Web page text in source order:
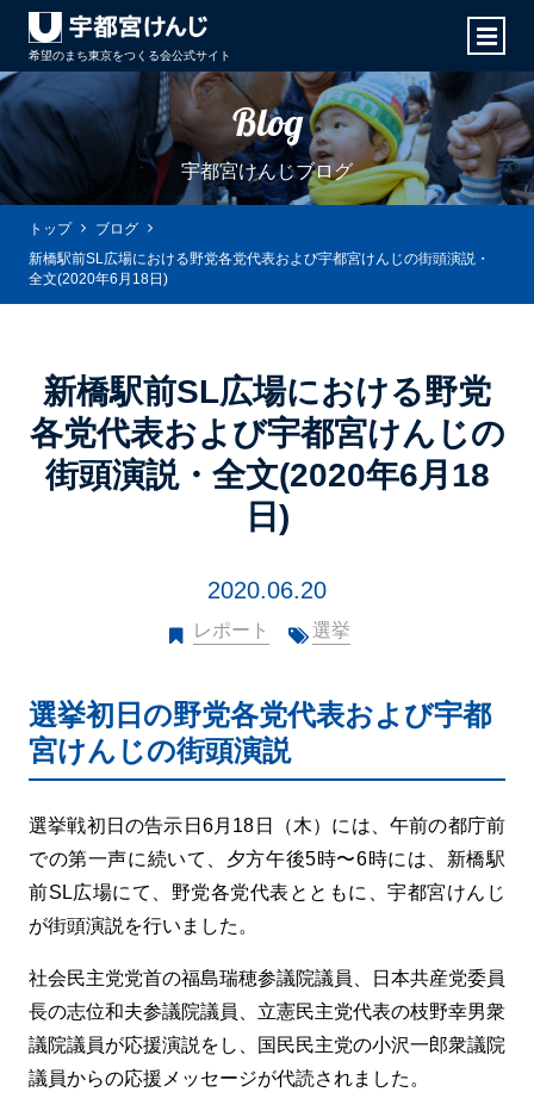
希望のまち東京をつくる会公式サイト
Blog
宇都宮けんじブログ
トップ
ブログ
新橋駅前SL広場における野党各党代表および宇都宮けんじの街頭演説・
全文(2020年6月18日)
新橋駅前SL広場における野党
各党代表および宇都宮けんじの
街頭演説・全文(2020年6月18
日)
2020.06.20
レポート 選挙
選挙初日の野党各党代表および宇都
宮けんじの街頭演説
選挙戦初日の告示日6月18日（木）には、午前の都庁前
での第一声に続いて、夕方午後5時〜6時には、新橋駅
前SL広場にて、野党各党代表とともに、宇都宮けんじ
が街頭演説を行いました。
社会民主党党首の福島瑞穂参議院議員、日本共産党委員
長の志位和夫参議院議員、立憲民主党代表の枝野幸男衆
議院議員が応援演説をし、国民民主党の小沢一郎衆議院
議員からの応援メッセージが代読されました。